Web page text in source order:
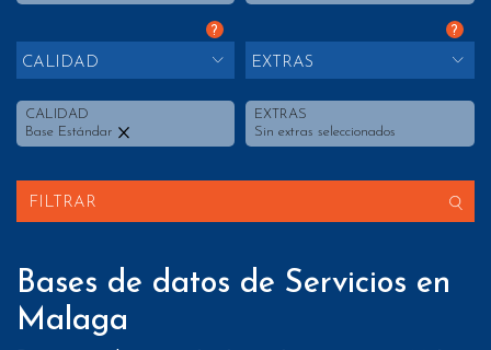
?
CALIDAD
CALIDAD
Base Estándar
?
EXTRAS
EXTRAS
Sin extras seleccionados
FILTRAR
Bases de datos de Servicios en
Malaga